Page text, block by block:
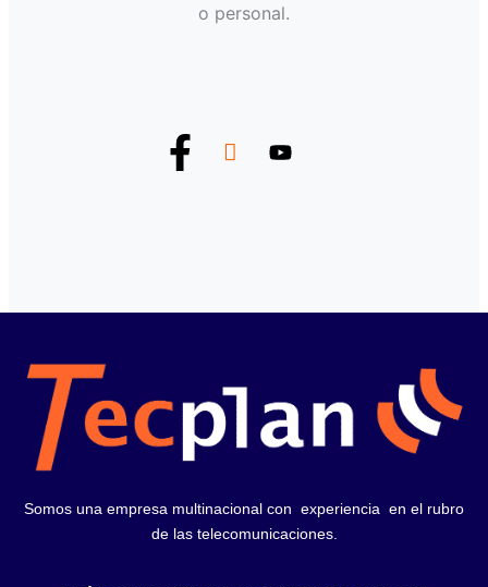
o personal.
Somos una empresa multinacional con experiencia en el rubro
de las telecomunicaciones.